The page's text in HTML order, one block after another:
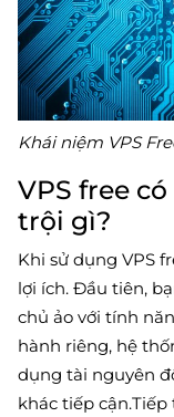
Khái niệm VPS
VPS free
trội gì?
Khi sử dụng VPS
lợi ích. Đầu tiên,
chủ ảo với tính
hành riêng, hệ
dụng tài nguyên
khác tiếp